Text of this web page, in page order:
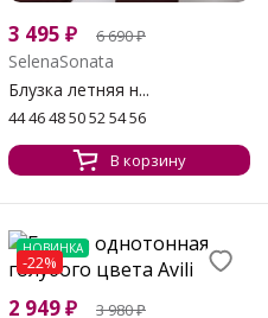
3 495 ₽ 6 690₽
SelenaSonata
Блузка летняя н...
44 46 48 50 52 54 56
В корзину
НОВИНКА
-22%
2 949₽ 3 980₽